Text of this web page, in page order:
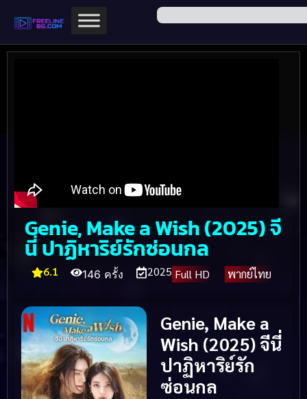
Genie, Make a Wish (2025) จี
นี่ ปาฏิหาริย์รักซ่อนกล
6.1 146 ครั้ง 2025 Full HD พากย์ไทย
Genie, Make a
Wish (2025) จีนี่
ปาฏิหาริย์รัก
ซ่อนกล